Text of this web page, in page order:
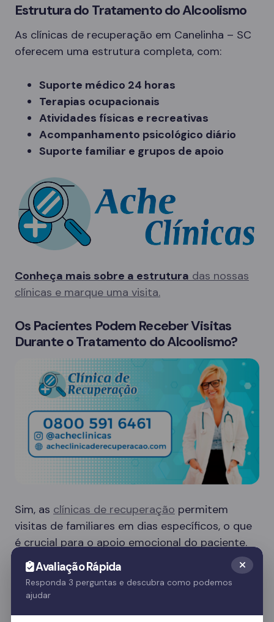
Estrutura do Tratamento do Alcoolismo
As clínicas de recuperação em Canelinha – SC
oferecem uma estrutura completa, com:
Suporte médico 24 horas
Terapias ocupacionais
Atividades físicas e recreativas
Acompanhamento psicológico diário
Suporte familiar e grupos de apoio
Conheça mais sobre a estrutura das nossas
clínicas e marque uma visita.
Os Pacientes Podem Receber Visitas
Durante o Tratamento do Alcoolismo?
Sim, as clínicas de recuperação permitem
visitas de familiares em dias específicos, o que
é crucial para o apoio emocional do paciente.
Essas visitas ajudam no processo de
recuperação e fortalecem o vínculo familiar.
Avaliação Rápida
Responda 3 perguntas e descubra como podemos
ajudar